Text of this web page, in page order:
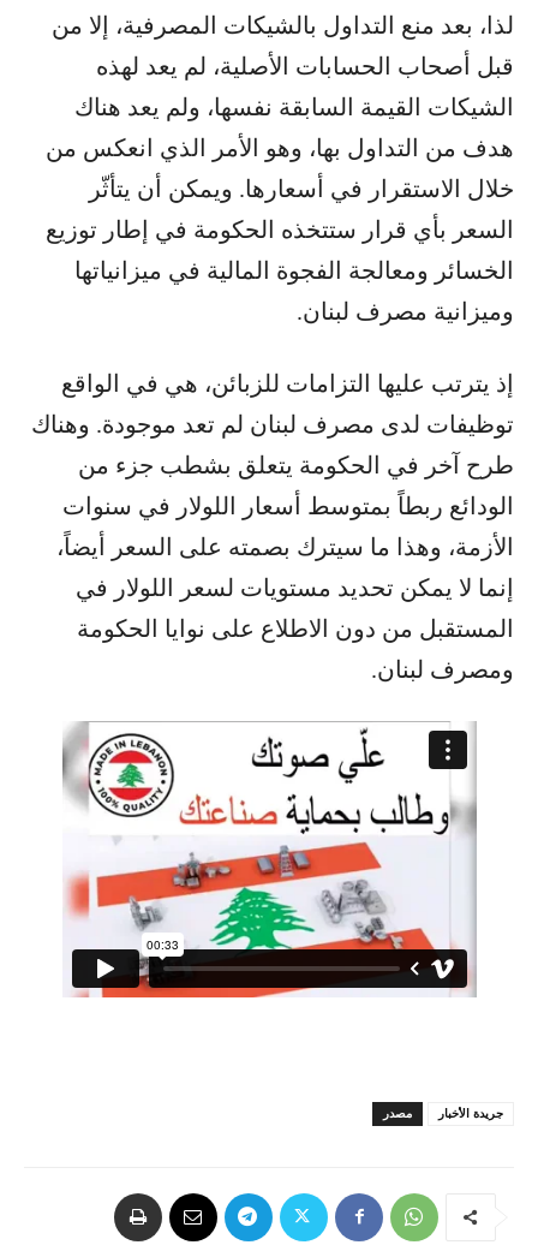
لذا، بعد منع التداول بالشيكات المصرفية، إلا من
قبل أصحاب الحسابات الأصلية، لم يعد لهذه
الشيكات القيمة السابقة نفسها، ولم يعد هناك
هدف من التداول بها، وهو الأمر الذي انعكس من
خلال الاستقرار في أسعارها. ويمكن أن يتأثّر
السعر بأي قرار ستتخذه الحكومة في إطار توزيع
الخسائر ومعالجة الفجوة المالية في ميزانياتها
وميزانية مصرف لبنان.
إذ يترتب عليها التزامات للزبائن، هي في الواقع
توظيفات لدى مصرف لبنان لم تعد موجودة. وهناك
طرح آخر في الحكومة يتعلق بشطب جزء من
الودائع ربطاً بمتوسط أسعار اللولار في سنوات
الأزمة، وهذا ما سيترك بصمته على السعر أيضاً،
إنما لا يمكن تحديد مستويات لسعر اللولار في
المستقبل من دون الاطلاع على نوايا الحكومة
ومصرف لبنان.
مصدر جريدة الأخبار